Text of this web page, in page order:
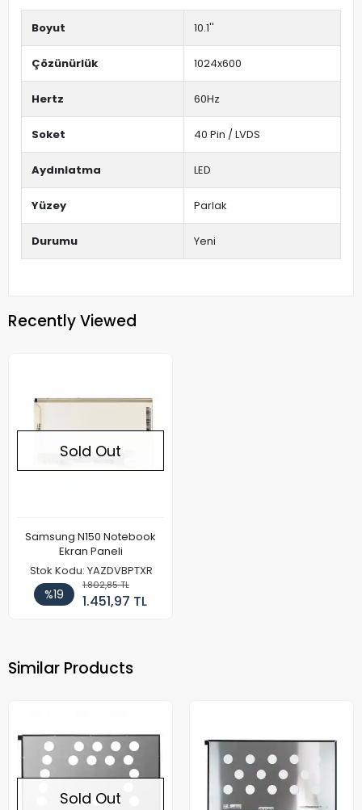
Boyut 10.1''
Çözünürlük 1024x600
Hertz 60Hz
Soket 40 Pin / LVDS
Aydınlatma LED
Yüzey Parlak
Durumu Yeni
Recently Viewed
Sold Out
Samsung N150 Notebook
Ekran Paneli
Stok Kodu: YAZDVBPTXR
%19
1.802,85 TL
1.451,97 TL
Similar Products
Sold Out